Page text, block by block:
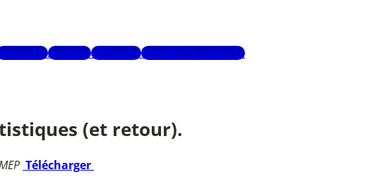
clésAuteursGlossaireRecherche avancée
(et retour).
Télécharger